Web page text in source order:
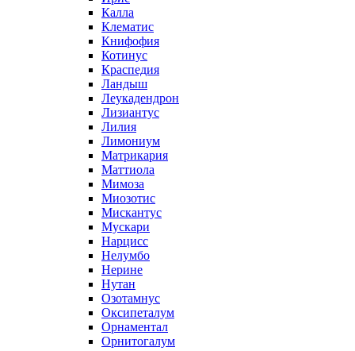
Калла
Клематис
Книфофия
Котинус
Краспедия
Ландыш
Леукадендрон
Лизиантус
Лилия
Лимониум
Матрикария
Маттиола
Мимоза
Миозотис
Мискантус
Мускари
Нарцисс
Нелумбо
Нерине
Нутан
Озотамнус
Оксипеталум
Орнаментал
Орнитогалум